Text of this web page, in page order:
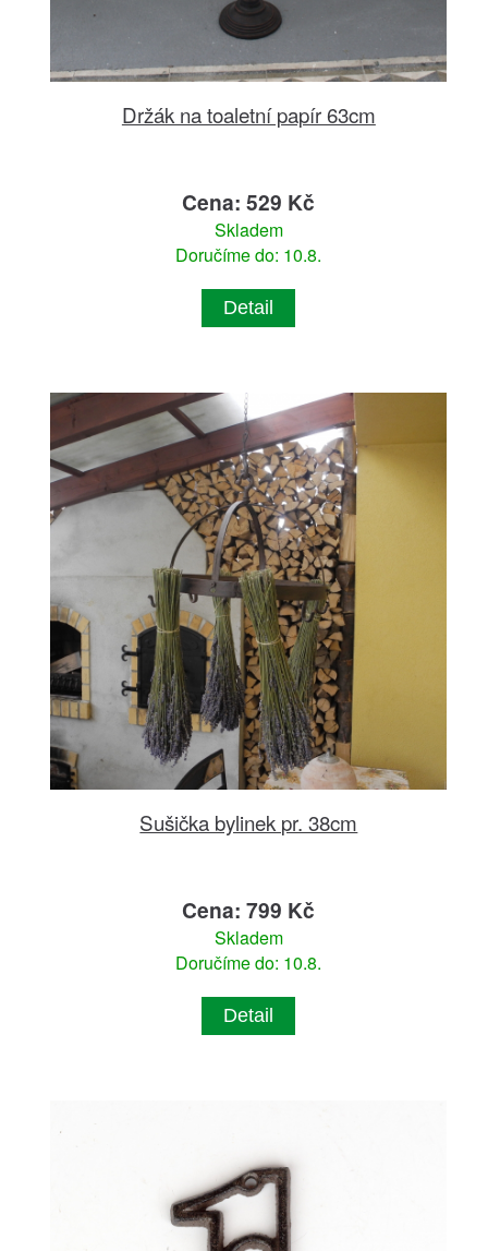
Držák na toaletní papír 63cm
Cena: 529 Kč
Skladem
Doručíme do: 10.8.
Detail
Sušička bylinek pr. 38cm
Cena: 799 Kč
Skladem
Doručíme do: 10.8.
Detail